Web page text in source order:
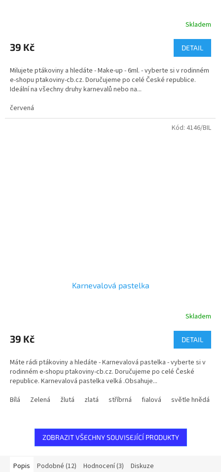
produktu
je
z
5
hvězdiček.
Skladem
39 Kč DETAIL
Milujete ptákoviny a hledáte - Make-up - 6ml. - vyberte si v rodinném
e-shopu ptakoviny-cb.cz. Doručujeme po celé České republice.
Ideální na všechny druhy karnevalů nebo na...
červená
Karnevalová pastelka
Skladem
39 Kč DETAIL
Máte rádi ptákoviny a hledáte - Karnevalová pastelka - vyberte si v
rodinném e-shopu ptakoviny-cb.cz. Doručujeme po celé České
republice. Karnevalová pastelka velká .Obsahuje...
Bílá
Zelená žlutá zlatá stříbrná fialová světle hnědá
Kód: 4146/BIL
ZOBRAZIT VŠECHNY SOUVISEJÍCÍ PRODUKTY
Popis Podobné (12) Hodnocení (3) Diskuze